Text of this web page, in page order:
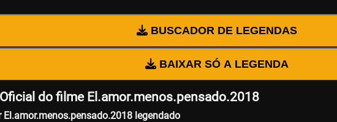
BUSCADOR DE LEGENDAS
BAIXAR SÓ A LEGENDA
do filme El.amor.menos.pensado.2018
El.amor.menos.pensado.2018 legendado